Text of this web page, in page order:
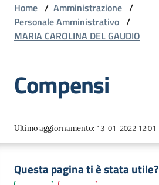
Amministrazione
e
Home / Amministrazione /
Personale Amministrativo /
MARIA CAROLINA DEL GAUDIO
Compensi
Ultimo aggiornamento: 13-01-2022 12:01
Questa pagina ti è stata utile?